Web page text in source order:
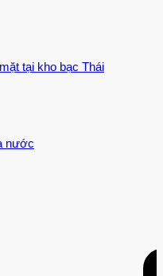
tại kho bạc Thái
nước